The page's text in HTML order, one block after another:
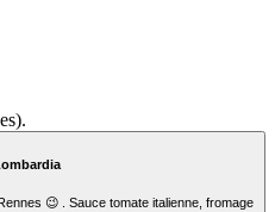
😉 . Sauce tomate italienne, fromage